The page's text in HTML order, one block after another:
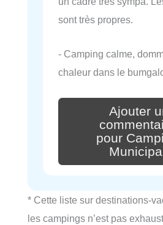
sont très propres.
- Camping calme,
chaleur dans le
Ajouter
pour
* Cette liste sur destinations-
les campings n’est pas